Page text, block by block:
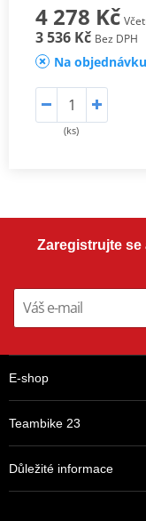
4 278 Kč
3 536 Kč Bez DPH
Na objednávku
(ks)
Zaregistrujte se
E-shop
Teambike 23
Důležité informace